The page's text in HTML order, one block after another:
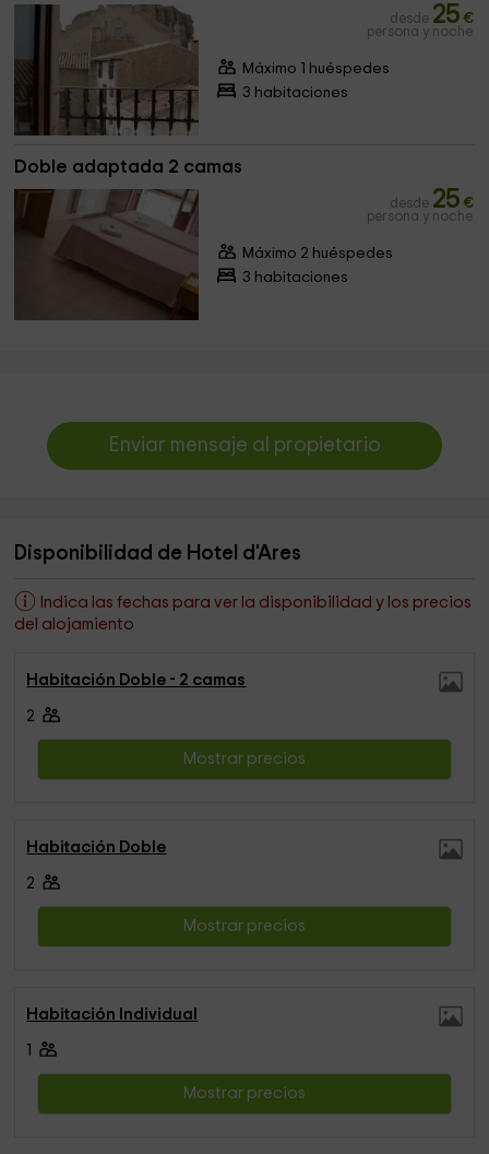
desde 25 €
persona y noche
Máximo 1 huéspedes
3 habitaciones
Doble adaptada 2 camas
desde 25 €
persona y noche
Máximo 2 huéspedes
3 habitaciones
Enviar mensaje al propietario
Disponibilidad de Hotel d'Ares
Indica las fechas para ver la disponibilidad y los precios
del alojamiento
Habitación Doble - 2 camas
2
Mostrar precios
Habitación Doble
2
Mostrar precios
Habitación Individual
Mostrar precios